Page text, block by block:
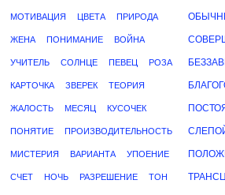
МОТИВАЦИЯ ЦВЕТА ПРИРОДА
ЖЕНА ПОНИМАНИЕ ВОЙНА
УЧИТЕЛЬ СОЛНЦЕ ПЕВЕЦ РОЗА
КАРТОЧКА ЗВЕРЕК ТЕОРИЯ
ЖАЛОСТЬ МЕСЯЦ КУСОЧЕК
ПОНЯТИЕ ПРОИЗВОДИТЕЛЬНОСТЬ
МИСТЕРИЯ ВАРИАНТА УПОЕНИЕ
СЧЕТ НОЧЬ РАЗРЕШЕНИЕ ТОН